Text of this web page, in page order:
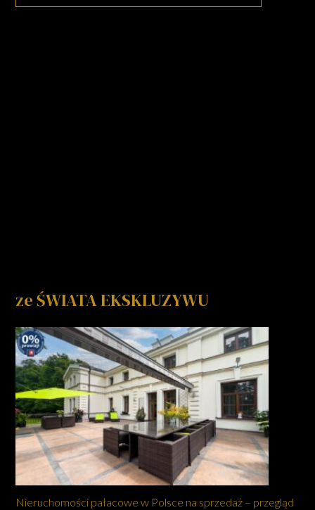
ze ŚWIATA EKSKLUZYWU
Nieruchomości pałacowe w Polsce na sprzedaż – przegląd